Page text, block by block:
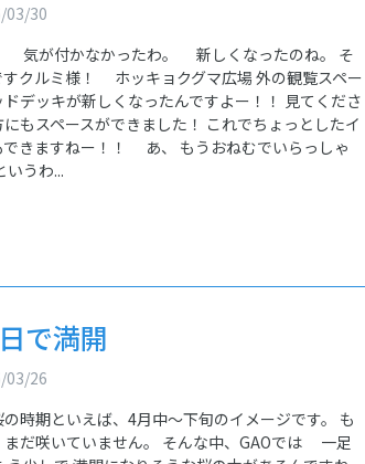
03/30
気が付かなかったわ。 新しくなったのね。 そ
すクルミ様！ ホッキョクグマ広場 外の観覧スペー
ドデッキが新しくなったんですよー！！ 見てくださ
もスペースができました！ これでちょっとしたイ
できますねー！！ あ、 もうおねむでいらっしゃ
いうわ...
で満開
03/26
時期といえば、4月中～下旬のイメージです。 も
まだ咲いていません。 そんな中、GAOでは 一足